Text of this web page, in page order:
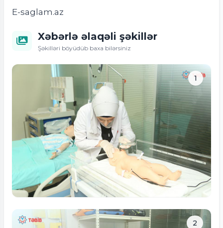
E-saglam.az
Xəbərlə əlaqəli şəkillər
Şəkilləri böyüdüb baxa bilərsiniz
1
Tam ölçüdə bax
2